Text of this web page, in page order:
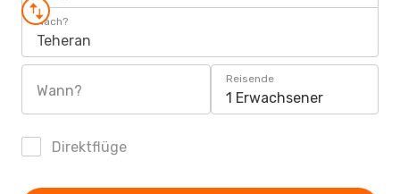
Nach?
Teheran
Wann?
Reisende
1 Erwachsener
Direktflüge